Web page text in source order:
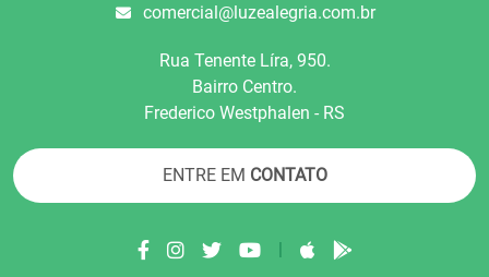
comercial@luzealegria.com.br
Rua Tenente Líra, 950.
Bairro Centro.
Frederico Westphalen - RS
ENTRE EM CONTATO